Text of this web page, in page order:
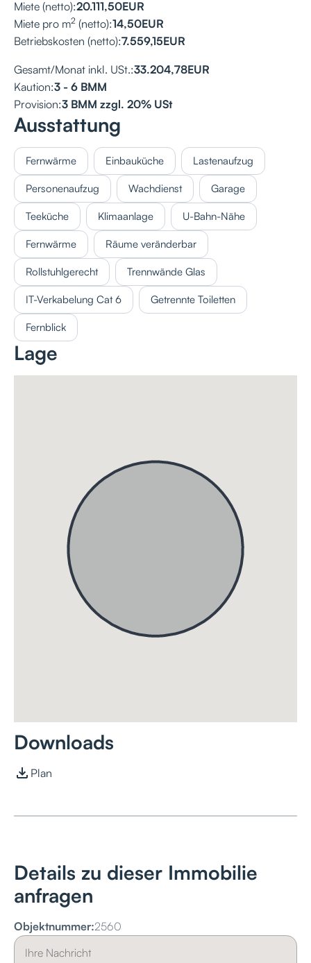
Miete (netto):20.111,50EUR
Miete pro m2 (netto):14,50EUR
Betriebskosten (netto):7.559,15EUR
Gesamt/Monat inkl. USt.:33.204,78EUR
Kaution:3 - 6 BMM
Provision:3 BMM zzgl. 20% USt
Ausstattung
Fernwärme Einbauküche Lastenaufzug
Personenaufzug Wachdienst Garage
Teeküche Klimaanlage U-Bahn-Nähe
Fernwärme Räume veränderbar
Rollstuhlgerecht Trennwände Glas
IT-Verkabelung Cat 6 Getrennte Toiletten
Fernblick
Lage
Downloads
Plan
Details zu dieser Immobilie
anfragen
Objektnummer:2560